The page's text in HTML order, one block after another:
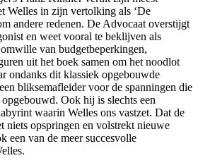
Welles in zijn vertolking als ‘De
andere redenen. De Advocaat overstijgt
en weet vooral te beklijven als
van budgetbeperkingen,
uit het boek samen om het noodlot
ondanks dit klassiek opgebouwde
bliksemafleider voor de spanningen die
Ook hij is slechts een
waarin Welles ons vastzet. Dat de
niets opspringen en volstrekt nieuwe
een van de meer succesvolle